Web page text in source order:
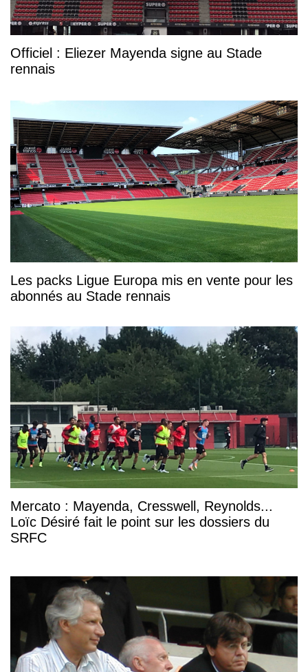
Officiel : Eliezer Mayenda signe au Stade
rennais
Les packs Ligue Europa mis en vente pour les
abonnés au Stade rennais
Mercato : Mayenda, Cresswell, Reynolds...
Loïc Désiré fait le point sur les dossiers du
SRFC